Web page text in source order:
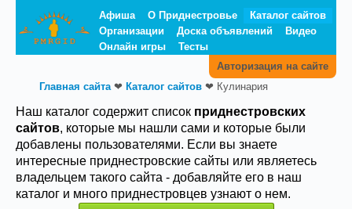
Афиша О Приднестровье
Каталог сайтов
Организации
Доска объявлений
Видео
Онлайн игры
Тесты
Авторизация на сайте
Главная сайта❤ Каталог сайтов ❤ Кулинария
Наш каталог содержит список приднестровских
сайтов, которые мы нашли сами и которые были
добавлены пользователями. Если вы знаете
интересные приднестровские сайты или являетесь
владельцем такого сайта - добавляйте его в наш
каталог и много приднестровцев узнают о нем.